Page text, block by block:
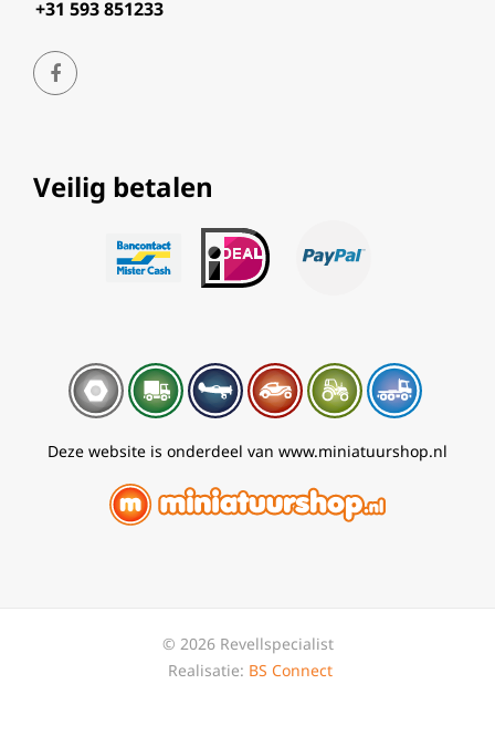
+31 593 851233
Veilig betalen
Deze website is onderdeel van www.miniatuurshop.nl
© 2026 Revellspecialist
Realisatie: BS Connect